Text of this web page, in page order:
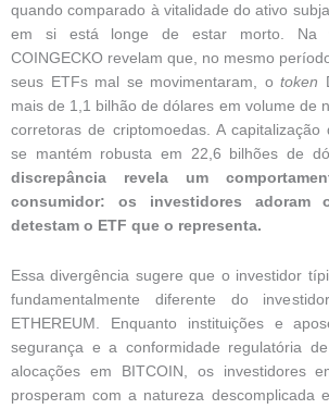
quando comparado à vitalidade do ativo
em si está longe de estar morto. Na
COINGECKO revelam que, no mesmo
seus ETFs mal se movimentaram, o token
mais de 1,1 bilhão de dólares em volume de
corretoras de criptomoedas. A
se mantém robusta em 22,6 bilhões de
discrepância revela um
consumidor: os investidores adoram
detestam o ETF que o representa.
Essa divergência sugere que o investidor
fundamentalmente diferente do
ETHEREUM. Enquanto instituições e
segurança e a conformidade regulatória
alocações em BITCOIN, os investidores
prosperam com a natureza descomplicada